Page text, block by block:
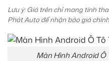
Lưu ý: Giá trên chỉ mang tính
Phát Auto để nhận báo giá
Màn Hình Android Ô